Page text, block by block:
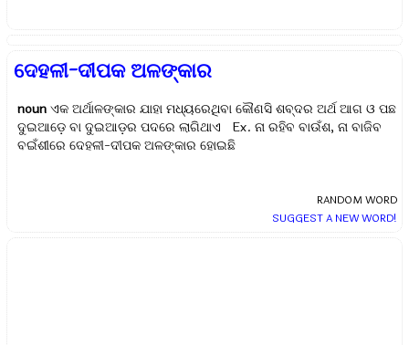
ଦେହଳୀ-ଦୀପକ ଅଳଙ୍କାର
noun ଏକ ଅର୍ଥାଳଙ୍କାର ଯାହା ମଧ୍ୟରେଥିବା କୌଣସି ଶବ୍ଦର ଅର୍ଥ ଆଗ ଓ ପଛ
ଦୁଇଆଡ଼େ ବା ଦୁଇଆଡ଼ର ପଦରେ ଲାଗିଥାଏ Ex.ନା ରହିବ ବାଉଁଶ, ନା ବାଜିବ
ବଇଁଶୀରେ ଦେହଳୀ-ଦୀପକ ଅଳଙ୍କାର ହୋଇଛି
RANDOM WORD
SUGGEST A NEW WORD!